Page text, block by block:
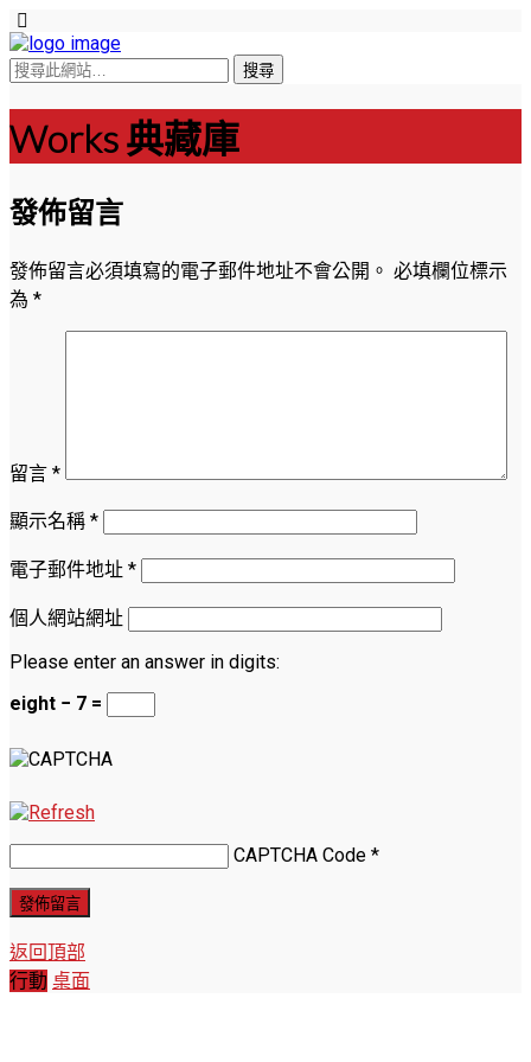
Works 典藏庫
發佈留言
發佈留言必須填寫的電子郵件地址不會公開。 必填欄位標示
為 *
留言 *
顯示名稱 *
電子郵件地址 *
個人網站網址
Please enter an answer in digits:
eight − 7 =
CAPTCHA Code *
返回頂部
行動 桌面